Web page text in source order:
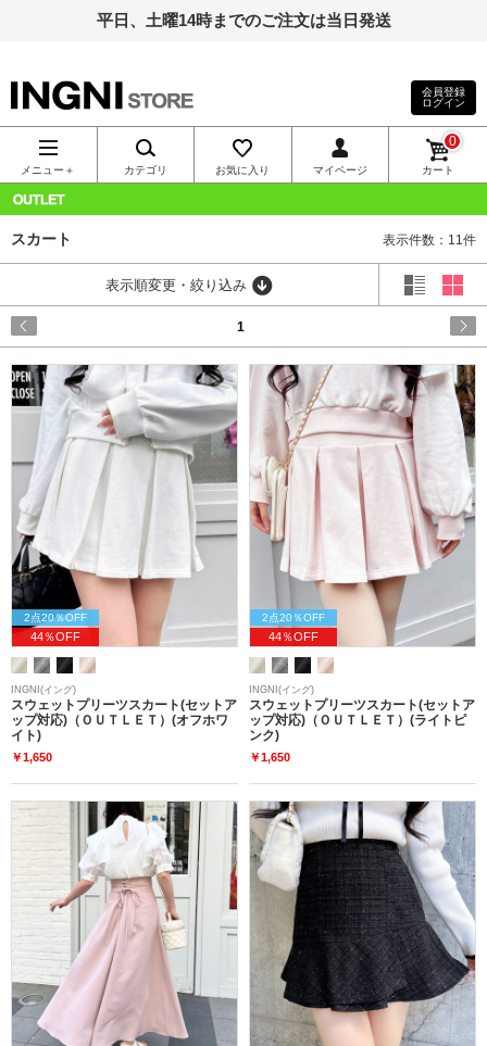
平日、土曜14時までのご注文は当日発送
INGNI（イン
グ）公式通
販｜INGNI
STORE
会員登録
ログイン
メニュー＋ カテゴリ お気に入り マイページ カート
0
スカート 表示件数：11件
表示順変更・絞り込み
1
2点20％OFF
44％OFF
INGNI(イング)
スウェットプリーツスカート(セットア
ップ対応)（ＯＵＴＬＥＴ）(オフホワ
イト)
￥1,650
2点20％OFF
44％OFF
INGNI(イング)
スウェットプリーツスカート(セットア
ップ対応)（ＯＵＴＬＥＴ）(ライトピ
ンク)
￥1,650